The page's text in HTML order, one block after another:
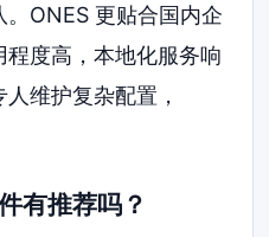
ONES 更贴合国内企
度高，本地化服务响
维护复杂配置，
有推荐吗？